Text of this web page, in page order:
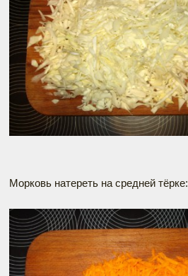
Морковь натереть на средней тёрке: